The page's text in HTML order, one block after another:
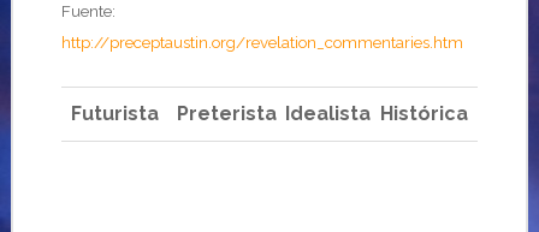
Fuente:
http://preceptaustin.org/revelation_commentaries.htm
Futurista Preterista Idealista Histórica